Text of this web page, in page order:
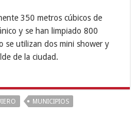
350 metros cúbicos de
y se han limpiado 800
se utilizan dos mini shower y
de la ciudad.
MUNICIPIOS